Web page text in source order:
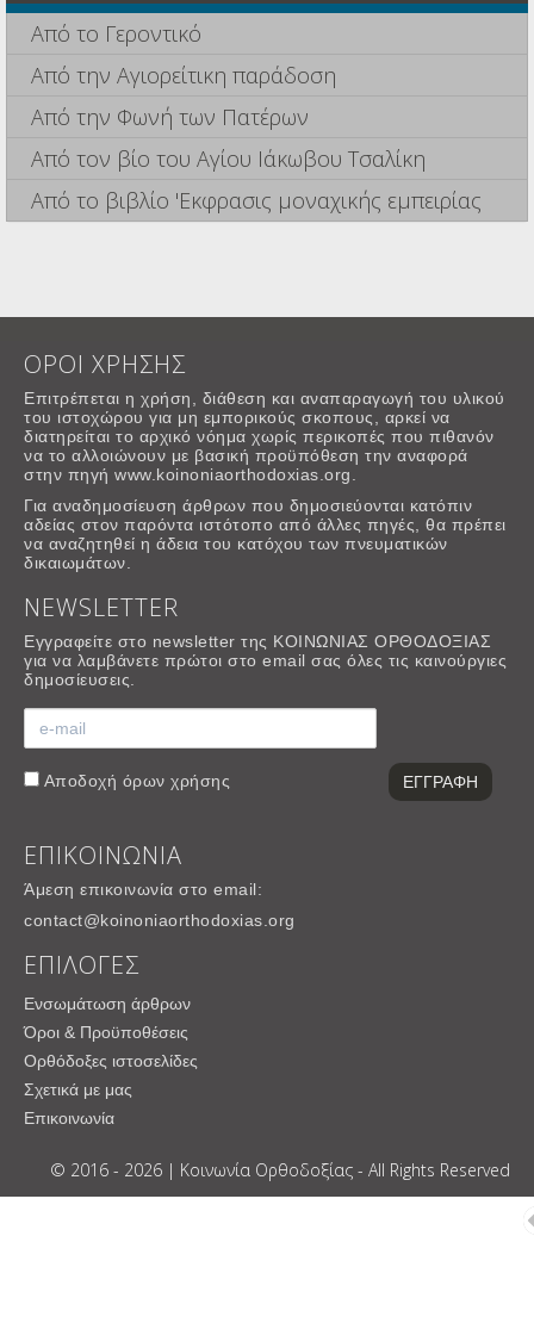
Από το Γεροντικό
Από την Αγιορείτικη παράδοση
Από την Φωνή των Πατέρων
Από τον βίο του Αγίου Ιάκωβου Τσαλίκη
Από το βιβλίο 'Εκφρασις μοναχικής εμπειρίας
ΟΡΟΙ ΧΡΗΣΗΣ
Επιτρέπεται η χρήση, διάθεση και αναπαραγωγή του υλικού
του ιστοχώρου για μη εμπορικούς σκοπους, αρκεί να
διατηρείται το αρχικό νόημα χωρίς περικοπές που πιθανόν
να το αλλοιώνουν με βασική προϋπόθεση την αναφορά
στην πηγή www.koinoniaorthodoxias.org.
Για αναδημοσίευση άρθρων που δημοσιεύονται κατόπιν
αδείας στον παρόντα ιστότοπο από άλλες πηγές, θα πρέπει
να αναζητηθεί η άδεια του κατόχου των πνευματικών
δικαιωμάτων.
NEWSLETTER
Εγγραφείτε στο newsletter της ΚΟΙΝΩΝΙΑΣ ΟΡΘΟΔΟΞΙΑΣ
για να λαμβάνετε πρώτοι στο email σας όλες τις καινούργιες
δημοσίευσεις.
Αποδοχή όρων χρήσης
ΕΠΙΚΟΙΝΩΝΙΑ
Άμεση επικοινωνία στο email:
contact@koinoniaorthodoxias.org
ΕΠΙΛΟΓΕΣ
Ενσωμάτωση άρθρων
Όροι & Προϋποθέσεις
Ορθόδοξες ιστοσελίδες
Σχετικά με μας
Επικοινωνία
© 2016 - 2026 | Κοινωνία Ορθοδοξίας - All Rights Reserved